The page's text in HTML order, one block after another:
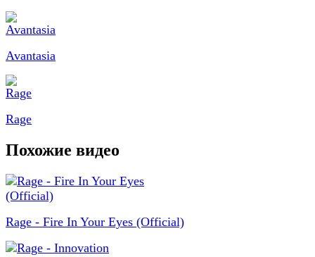
Avantasia
Rage
Похожие видео
Rage - Fire In Your Eyes (Official)